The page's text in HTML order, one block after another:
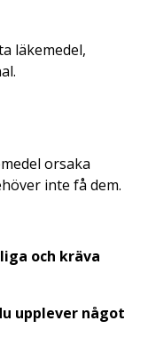
läkemedel,
orsaka
inte få dem.
och kräva
upplever något